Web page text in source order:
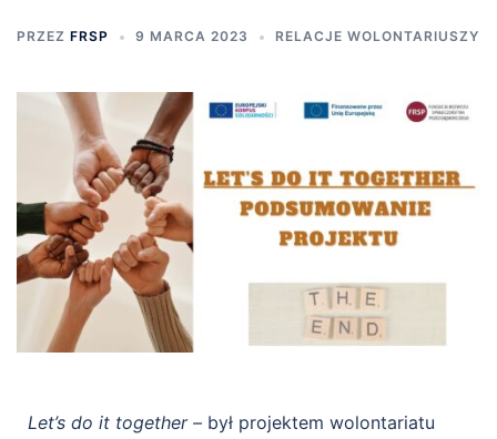
PRZEZ FRSP 9 MARCA 2023 RELACJE WOLONTARIUSZY
Let’s do it together – był projektem wolontariatu